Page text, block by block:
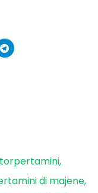
di majene